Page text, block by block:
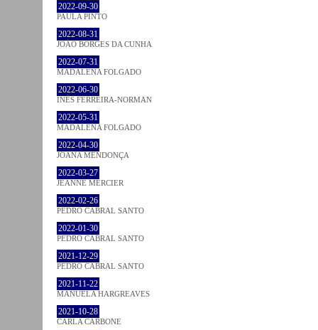
2022-09-30
PAULA PINTO
2022-08-31
JOÃO BORGES DA CUNHA
2022-07-31
MADALENA FOLGADO
2022-06-30
INÊS FERREIRA-NORMAN
2022-05-31
MADALENA FOLGADO
2022-04-30
JOANA MENDONÇA
2022-03-27
JEANNE MERCIER
2022-02-26
PEDRO CABRAL SANTO
2022-01-30
PEDRO CABRAL SANTO
2021-12-29
PEDRO CABRAL SANTO
2021-11-22
MANUELA HARGREAVES
2021-10-28
CARLA CARBONE